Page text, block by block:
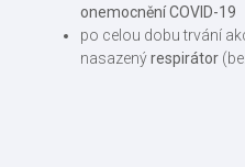
onemocnění COVID-19
po celou dobu trvání
nasazenýrespirátor